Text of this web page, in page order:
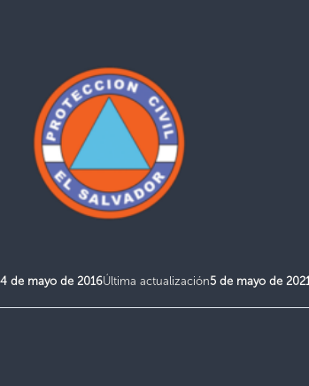
4 de mayo de 2016Última actualización5 de mayo de